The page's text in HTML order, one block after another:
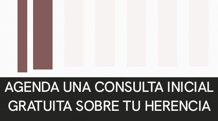
AGENDA UNA CONSULTA INICIAL
GRATUITA SOBRE TU HERENCIA